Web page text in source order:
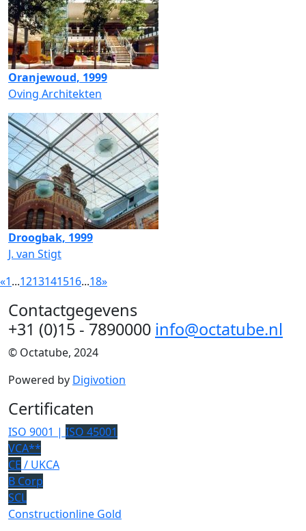
Oranjewoud, 1999
Oving Architekten
Droogbak, 1999
J. van Stigt
«1...1213141516...18»
Contactgegevens
+31 (0)15 - 7890000 info@octatube.nl
© Octatube, 2024
Powered by Digivotion
Certificaten
ISO 9001 | ISO 45001
VCA**
CE / UKCA
B Corp
SCL
Constructionline Gold